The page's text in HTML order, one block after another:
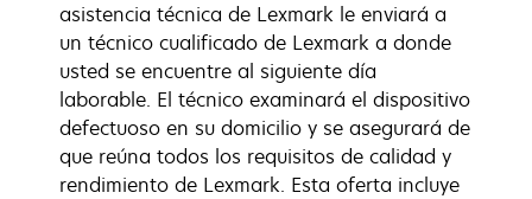
asistencia técnica de Lexmark le enviará a
un técnico cualificado de Lexmark a donde
usted se encuentre al siguiente día
laborable. El técnico examinará el dispositivo
defectuoso en su domicilio y se asegurará de
que reúna todos los requisitos de calidad y
rendimiento de Lexmark. Esta oferta incluye